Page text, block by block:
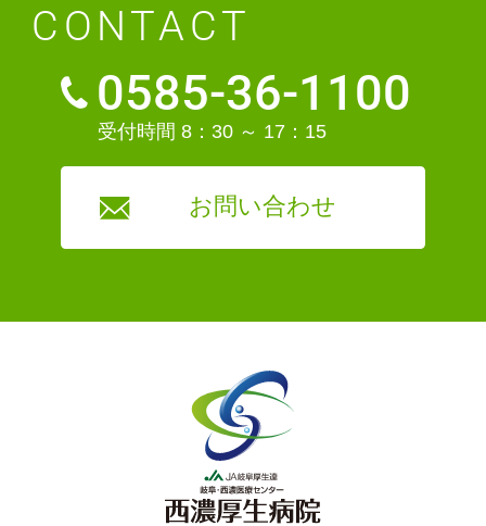
CONTACT
0585-36-1100
受付時間 8：30 ～ 17：15
お問い合わせ